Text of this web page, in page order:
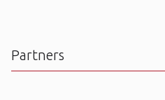
Partners